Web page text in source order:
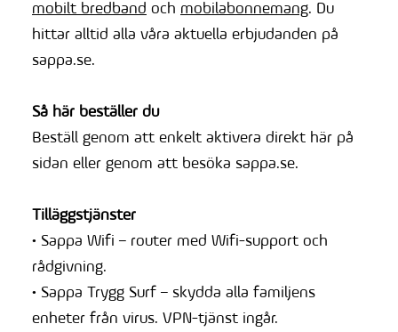
mobilt bredband och mobilabonnemang. Du
hittar alltid alla våra aktuella erbjudanden på
sappa.se.
Så här beställer du
Beställ genom att enkelt aktivera direkt här på
sidan eller genom att besöka sappa.se.
Tilläggstjänster
• Sappa Wifi – router med Wifi-support och
rådgivning.
• Sappa Trygg Surf – skydda alla familjens
enheter från virus. VPN-tjänst ingår.